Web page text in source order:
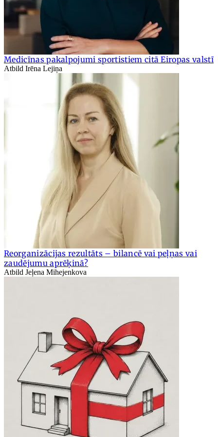
Medicīnas pakalpojumi sportistiem citā Eiropas valstī
Atbild Irēna Lejiņa
Reorganizācijas rezultāts – bilancē vai peļņas vai
zaudējumu aprēķinā?
Atbild Jeļena Mihejenkova